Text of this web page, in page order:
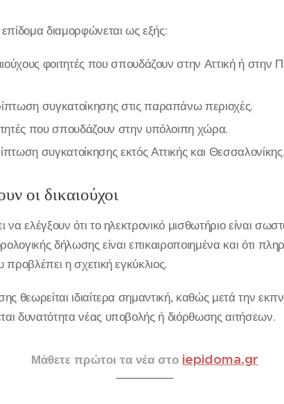
διαμορφώνεται ως εξής:
φοιτητές που σπουδάζουν στην Αττική ή στην
συγκατοίκησης στις παραπάνω περιοχές.
που σπουδάζουν στην υπόλοιπη χώρα.
συγκατοίκησης εκτός Αττικής και Θεσσαλονίκης.
οι δικαιούχοι
να ελέγξουν ότι το ηλεκτρονικό μισθωτήριο είναι
δήλωσης είναι επικαιροποιημένα και ότι
προβλέπει η σχετική εγκύκλιος.
θεωρείται ιδιαίτερα σημαντική, καθώς μετά την
δυνατότητα νέας υποβολής ή διόρθωσης αιτήσεων.
Μάθετε πρώτοι τα νέα στο iepidoma.gr